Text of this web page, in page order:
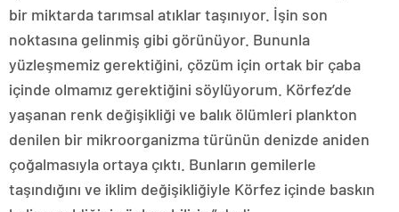
bir miktarda tarımsal atıklar taşınıyor. İşin son
noktasına gelinmiş gibi görünüyor. Bununla
yüzleşmemiz gerektiğini, çözüm için ortak bir çaba
içinde olmamız gerektiğini söylüyorum. Körfez’de
yaşanan renk değişikliği ve balık ölümleri plankton
denilen bir mikroorganizma türünün denizde aniden
çoğalmasıyla ortaya çıktı. Bunların gemilerle
taşındığını ve iklim değişikliğiyle Körfez içinde baskın